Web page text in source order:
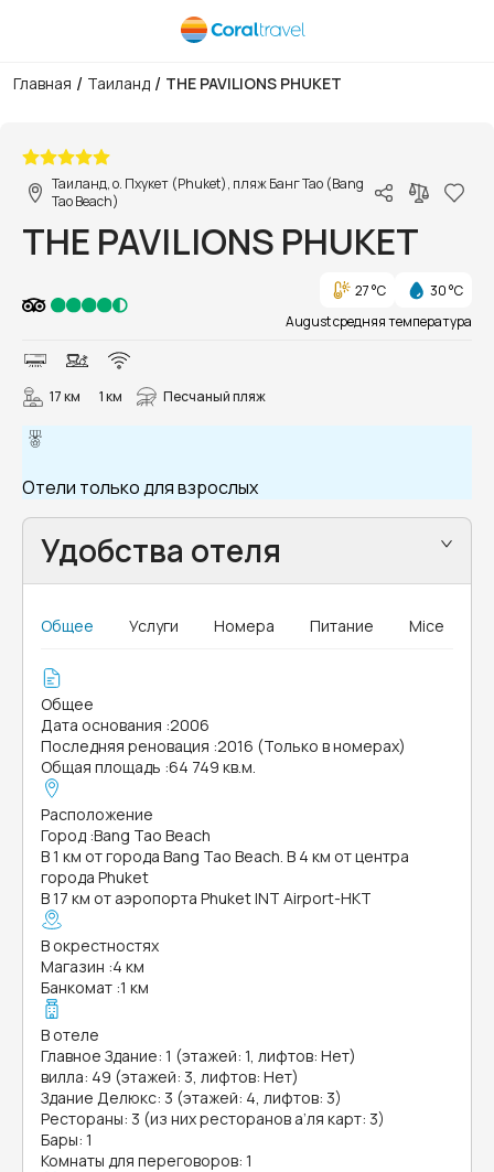
Главная / Таиланд / THE PAVILIONS PHUKET
Таиланд, о. Пхукет (Phuket), пляж Банг Тао (Bang
Tao Beach)
THE PAVILIONS PHUKET
27 °C
30 °C
August средняя температура
17 км 1 км Песчаный пляж
Отели только для взрослых
Удобства отеля
Общее Услуги Номера Питание Mice
Общее
Дата основания :2006
Последняя реновация :2016 (Только в номерах)
Общая площадь :64 749 кв.м.
Расположение
Город :Bang Tao Beach
В 1 км от города Bang Tao Beach. В 4 км от центра
города Phuket
В 17 км от аэропорта Phuket INT Airport-HKT
В окрестностях
Магазин :4 км
Банкомат :1 км
В отеле
Главное Здание: 1 (этажей: 1, лифтов: Нет)
вилла: 49 (этажей: 3, лифтов: Нет)
Здание Делюкс: 3 (этажей: 4, лифтов: 3)
Рестораны: 3 (из них ресторанов а’ля карт: 3)
Бары: 1
Комнаты для переговоров: 1